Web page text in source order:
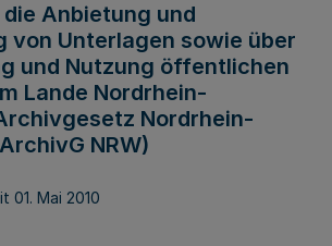
Anbietung und
von Unterlagen sowie über
und Nutzung öffentlichen
Lande Nordrhein-
Nordrhein-
NRW)
01. Mai 2010